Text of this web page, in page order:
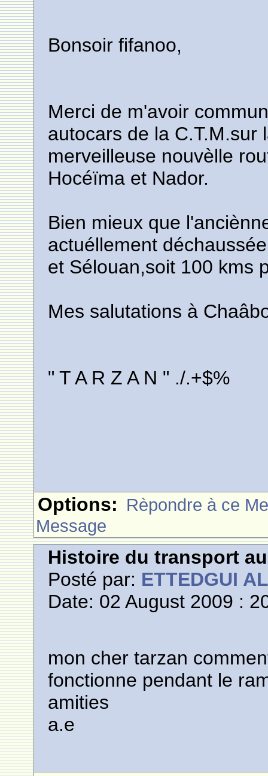
Bonsoir fifanoo,
Merci de m'avoir
autocars de la C.T.M.sur
merveilleuse nouvèlle
Hocéïma et Nador.
Bien mieux que
actuéllement
et Sélouan,soit 100 kms
Mes salutations à
" T A R Z A N " ./.+$%
Options: Rèpondre à ce
Message
Histoire du transport
Posté par: ETTEDGUI
Date: 02 August 2009 :
mon cher tarzan
fonctionne pendant le
amities
a.e